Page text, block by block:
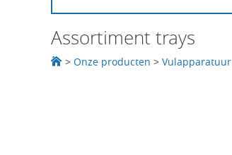
Assortiment trays
> Onze producten > Vulapparatuur